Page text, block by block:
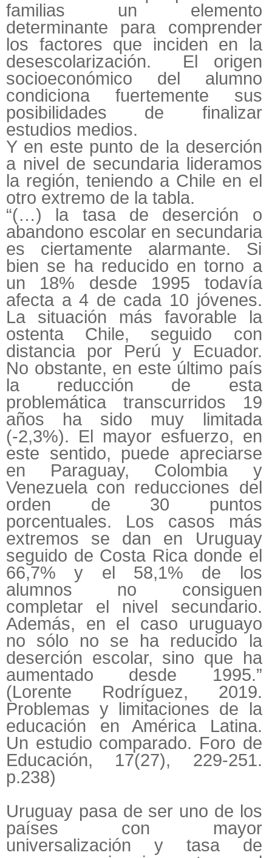
familias un elemento
determinante para comprender
los factores que inciden en la
desescolarización. El origen
socioeconómico del alumno
condiciona fuertemente sus
posibilidades de finalizar
estudios medios.
Y en este punto de la deserción
a nivel de secundaria lideramos
la región, teniendo a Chile en el
otro extremo de la tabla.
“(…) la tasa de deserción o
abandono escolar en secundaria
es ciertamente alarmante. Si
bien se ha reducido en torno a
un 18% desde 1995 todavía
afecta a 4 de cada 10 jóvenes.
La situación más favorable la
ostenta Chile, seguido con
distancia por Perú y Ecuador.
No obstante, en este último país
la reducción de esta
problemática transcurridos 19
años ha sido muy limitada
(-2,3%). El mayor esfuerzo, en
este sentido, puede apreciarse
en Paraguay, Colombia y
Venezuela con reducciones del
orden de 30 puntos
porcentuales. Los casos más
extremos se dan en Uruguay
seguido de Costa Rica donde el
66,7% y el 58,1% de los
alumnos no consiguen
completar el nivel secundario.
Además, en el caso uruguayo
no sólo no se ha reducido la
deserción escolar, sino que ha
aumentado desde 1995.”
(Lorente Rodríguez, 2019.
Problemas y limitaciones de la
educación en América Latina.
Un estudio comparado. Foro de
Educación, 17(27), 229-251.
p.238)
Uruguay pasa de ser uno de los
países con mayor
universalización y tasa de